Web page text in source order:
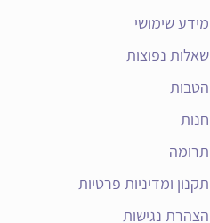
מידע שימושי
שאלות נפוצות
הטבות
חנות
תרומה
תקנון ומדיניות פרטיות
הצהרת נגישות